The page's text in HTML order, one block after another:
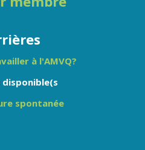
à l'AMVQ?
disponible(s
spontanée